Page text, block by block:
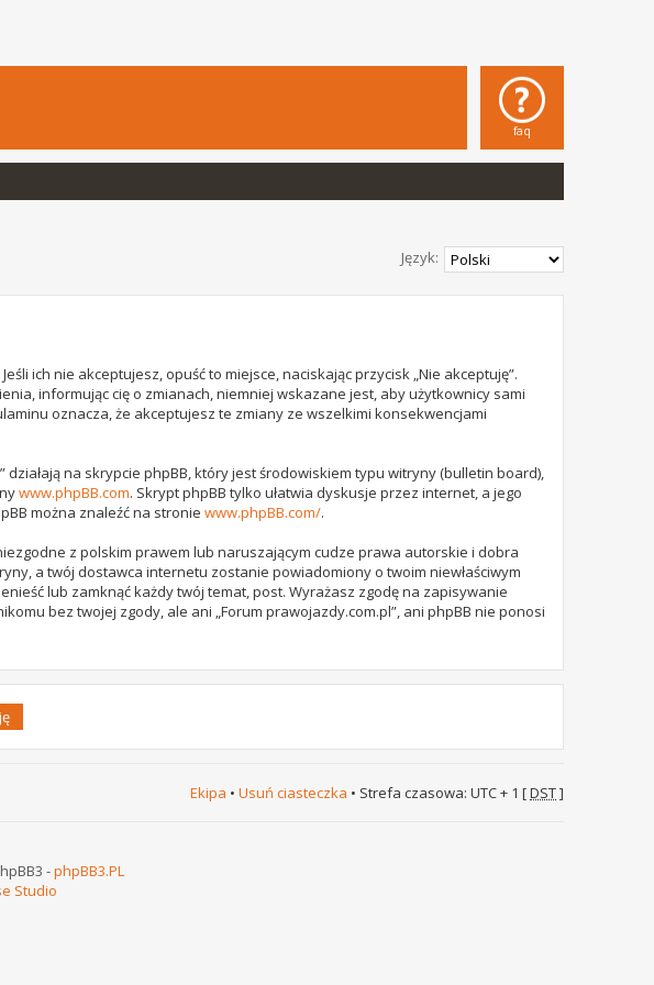
faq
Język:
ich nie akceptujesz, opuść to miejsce, naciskając przycisk „Nie akceptuję”.
informując cię o zmianach, niemniej wskazane jest, aby użytkownicy sami
oznacza, że akceptujesz te zmiany ze wszelkimi konsekwencjami
działają na skrypcie phpBB, który jest środowiskiem typu witryny (bulletin board),
www.phpBB.com. Skrypt phpBB tylko ułatwia dyskusje przez internet, a jego
można znaleźć na stronie www.phpBB.com/.
z polskim prawem lub naruszającym cudze prawa autorskie i dobra
a twój dostawca internetu zostanie powiadomiony o twoim niewłaściwym
lub zamknąć każdy twój temat, post. Wyrażasz zgodę na zapisywanie
bez twojej zgody, ale ani „Forum prawojazdy.com.pl”, ani phpBB nie ponosi
Ekipa • Usuń ciasteczka • Strefa czasowa: UTC + 1 [DST]
-phpBB3.PL
Studio